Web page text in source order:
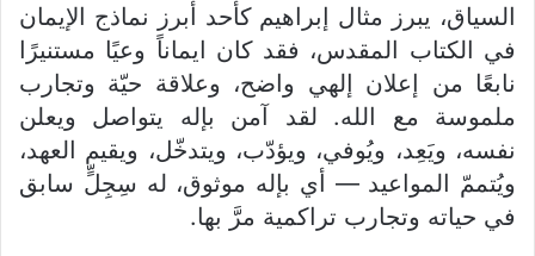
السياق، يبرز مثال إبراهيم كأحد أبرز نماذج الإيمان
في الكتاب المقدس، فقد كان ايماناً وعيًا مستنيرًا
نابعًا من إعلان إلهي واضح، وعلاقة حيّة وتجارب
ملموسة مع الله. لقد آمن بإله يتواصل ويعلن
نفسه، ويَعِد، ويُوفي، ويؤدّب، ويتدخّل، ويقيم العهد،
ويُتممّ المواعيد — أي بإله موثوق، له سِجِلٍّ سابق
في حياته وتجارب تراكمية مرَّ بها.